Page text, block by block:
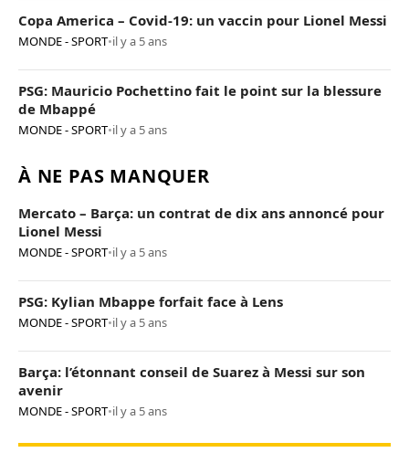
Copa America – Covid-19: un vaccin pour Lionel Messi
MONDE - SPORT•il y a 5 ans
PSG: Mauricio Pochettino fait le point sur la blessure
de Mbappé
MONDE - SPORT•il y a 5 ans
À NE PAS MANQUER
Mercato – Barça: un contrat de dix ans annoncé pour
Lionel Messi
MONDE - SPORT•il y a 5 ans
PSG: Kylian Mbappe forfait face à Lens
MONDE - SPORT•il y a 5 ans
Barça: l’étonnant conseil de Suarez à Messi sur son
avenir
MONDE - SPORT•il y a 5 ans